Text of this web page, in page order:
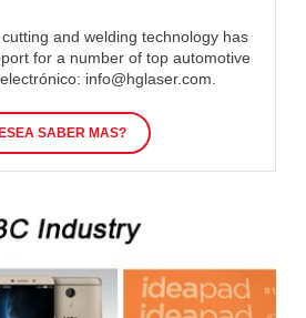
and welding technology has
for a number of top automotive
info@hglaser.com.
SABER MAS?